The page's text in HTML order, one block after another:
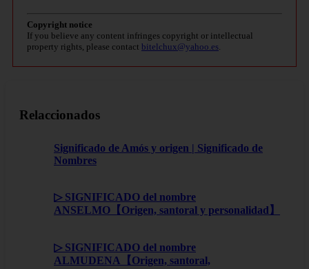
Copyright notice
If you believe any content infringes copyright or intellectual
property rights, please contact bitelchux@yahoo.es
Relaccionados
Significado de Amós y origen | Significado de
Nombres
▷ SIGNIFICADO del nombre
ANSELMO【Origen, santoral y personalidad】
▷ SIGNIFICADO del nombre
ALMUDENA【Origen, santoral,